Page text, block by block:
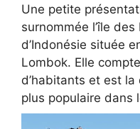
Une petite
surnommée l’île
d’Indonésie située
Lombok. Elle
d’habitants et est
plus populaire dans